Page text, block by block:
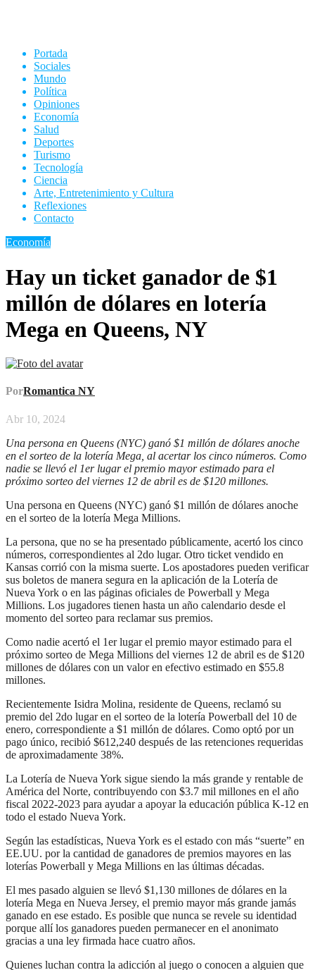
Portada
Sociales
Mundo
Política
Opiniones
Economía
Salud
Deportes
Turismo
Tecnología
Ciencia
Arte, Entretenimiento y Cultura
Reflexiones
Contacto
Economía
Hay un ticket ganador de $1
millón de dólares en lotería
Mega en Queens, NY
PorRomantica NY
Abr 10, 2024
Una persona en Queens (NYC) ganó $1 millón de dólares anoche
en el sorteo de la lotería Mega, al acertar los cinco números. Como
nadie se llevó el 1er lugar el premio mayor estimado para el
próximo sorteo del viernes 12 de abril es de $120 millones.
Una persona en Queens (NYC) ganó $1 millón de dólares anoche
en el sorteo de la lotería Mega Millions.
La persona, que no se ha presentado públicamente, acertó los cinco
números, correspondientes al 2do lugar. Otro ticket vendido en
Kansas corrió con la misma suerte. Los apostadores pueden verificar
sus boletos de manera segura en la aplicación de la Lotería de
Nueva York o en las páginas oficiales de Powerball y Mega
Millions. Los jugadores tienen hasta un año calendario desde el
momento del sorteo para reclamar sus premios.
Como nadie acertó el 1er lugar el premio mayor estimado para el
próximo sorteo de Mega Millions del viernes 12 de abril es de $120
millones de dólares con un valor en efectivo estimado en $55.8
millones.
Recientemente Isidra Molina, residente de Queens, reclamó su
premio del 2do lugar en el sorteo de la lotería Powerball del 10 de
enero, correspondiente a $1 millón de dólares. Como optó por un
pago único, recibió $612,240 después de las retenciones requeridas
de aproximadamente 38%.
La Lotería de Nueva York sigue siendo la más grande y rentable de
América del Norte, contribuyendo con $3.7 mil millones en el año
fiscal 2022-2023 para ayudar a apoyar la educación pública K-12 en
todo el estado Nueva York.
Según las estadísticas, Nueva York es el estado con más “suerte” en
EE.UU. por la cantidad de ganadores de premios mayores en las
loterías Powerball y Mega Millions en las últimas décadas.
El mes pasado alguien se llevó $1,130 millones de dólares en la
lotería Mega en Nueva Jersey, el premio mayor más grande jamás
ganado en ese estado. Es posible que nunca se revele su identidad
porque allí los ganadores pueden permanecer en el anonimato
gracias a una ley firmada hace cuatro años.
Quienes luchan contra la adicción al juego o conocen a alguien que